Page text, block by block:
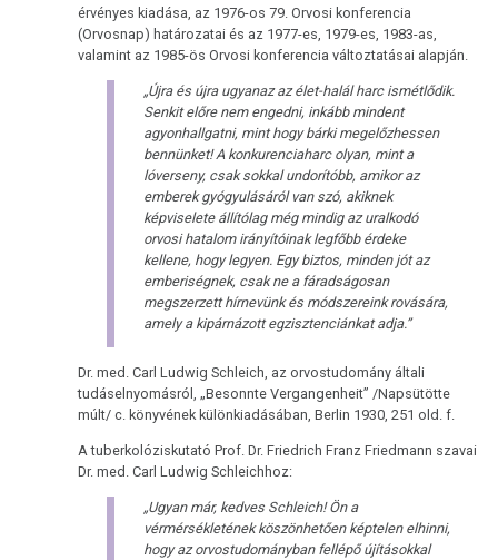
érvényes kiadása, az 1976-os 79. Orvosi konferencia
(Orvosnap) határozatai és az 1977-es, 1979-es, 1983-as,
valamint az 1985-ös Orvosi konferencia változtatásai alapján.
„Újra és újra ugyanaz az élet-halál harc ismétlődik.
Senkit előre nem engedni, inkább mindent
agyonhallgatni, mint hogy bárki megelőzhessen
bennünket! A konkurenciaharc olyan, mint a
lóverseny, csak sokkal undorítóbb, amikor az
emberek gyógyulásáról van szó, akiknek
képviselete állítólag még mindig az uralkodó
orvosi hatalom irányítóinak legfőbb érdeke
kellene, hogy legyen. Egy biztos, minden jót az
emberiségnek, csak ne a fáradságosan
megszerzett hírnevünk és módszereink rovására,
amely a kipárnázott egzisztenciánkat adja.”
Dr. med. Carl Ludwig Schleich, az orvostudomány általi
tudáselnyomásról, „Besonnte Vergangenheit” /Napsütötte
múlt/ c. könyvének különkiadásában, Berlin 1930, 251 old. f.
A tuberkolóziskutató Prof. Dr. Friedrich Franz Friedmann szavai
Dr. med. Carl Ludwig Schleichhoz:
„Ugyan már, kedves Schleich! Ön a
vérmérsékletének köszönhetően képtelen elhinni,
hogy az orvostudományban fellépő újításokkal